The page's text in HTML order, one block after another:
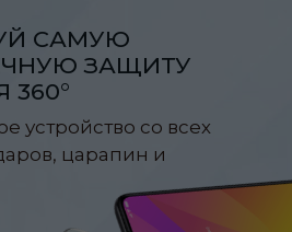
устройство со всех
царапин и
САМУЮ
ЗАЩИТУ
360°